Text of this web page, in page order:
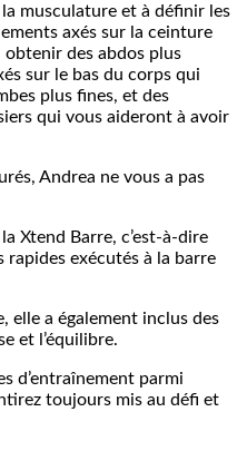
musculature et à définir les
axés sur la ceinture
des abdos plus
sur le bas du corps qui
plus fines, et des
qui vous aideront à avoir
Andrea ne vous a pas
Xtend Barre, c’est-à-dire
rapides exécutés à la barre
elle a également inclus des
et l’équilibre.
d’entraînement parmi
toujours mis au défi et